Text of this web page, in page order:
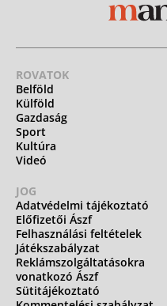
ROVATOK
Belföld
Külföld
Gazdaság
Sport
Kultúra
Videó
JOG
Adatvédelmi tájékoztató
Előfizetői Ászf
Felhasználási feltételek
Játékszabályzat
Reklámszolgáltatásokra
vonatkozó Ászf
Sütitájékoztató